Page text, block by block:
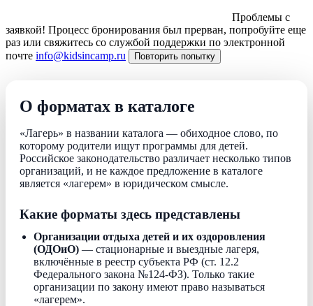
Проблемы с
заявкой! Процесс бронирования был прерван, попробуйте еще
раз или свяжитесь со службой поддержки по электронной
почте info@kidsincamp.ru Повторить попытку
О форматах в каталоге
«Лагерь» в названии каталога — обиходное слово, по
которому родители ищут программы для детей.
Российское законодательство различает несколько типов
организаций, и не каждое предложение в каталоге
является «лагерем» в юридическом смысле.
Какие форматы здесь представлены
Организации отдыха детей и их оздоровления
(ОДОиО) — стационарные и выездные лагеря,
включённые в реестр субъекта РФ (ст. 12.2
Федерального закона №124-ФЗ). Только такие
организации по закону имеют право называться
«лагерем».